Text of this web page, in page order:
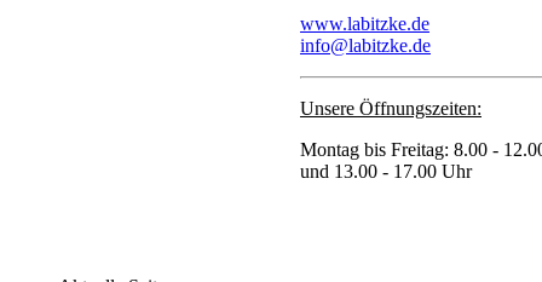
www.labitzke.de
info@labitzke.de
Unsere Öffnungszeiten:
Montag bis Freitag: 8.00 -
und 13.00 - 17.00 Uhr